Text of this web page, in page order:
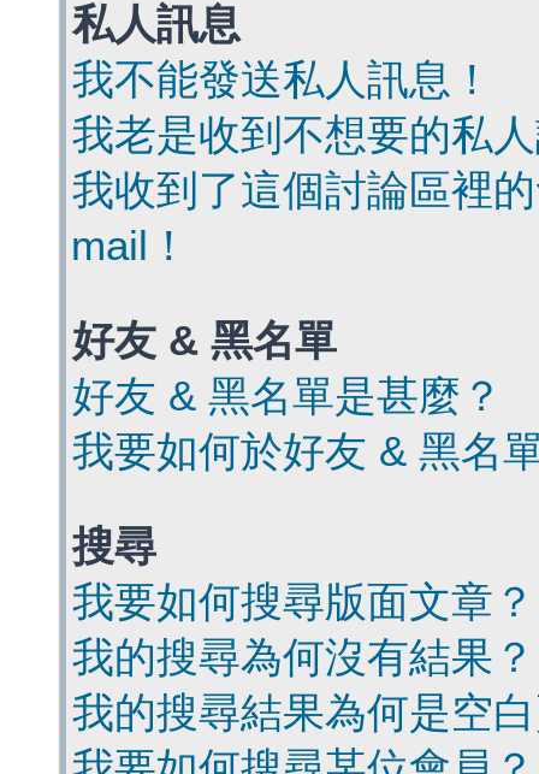
私人訊息
我不能發送私人訊息！
我老是收到不想要的私
我收到了這個討論區裡
mail！
好友 & 黑名單
好友 & 黑名單是甚麼？
我要如何於好友 & 黑名
搜尋
我要如何搜尋版面文章？
我的搜尋為何沒有結果？
我的搜尋結果為何是空